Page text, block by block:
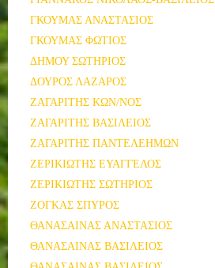
ΓΚΟΥΜΑΣ ΑΝΑΣΤΑΣΙΟΣ
ΓΚΟΥΜΑΣ ΦΩΤΙΟΣ
ΔΗΜΟΥ ΣΩΤΗΡΙΟΣ
ΔΟΥΡΟΣ ΛΑΖΑΡΟΣ
ΖΑΓΑΡΙΤΗΣ ΚΩΝ/ΝΟΣ
ΖΑΓΑΡΙΤΗΣ ΒΑΣΙΛΕΙΟΣ
ΖΑΓΑΡΙΤΗΣ ΠΑΝΤΕΛΕΗΜΩΝ
ΖΕΡΙΚΙΩΤΗΣ ΕΥΑΓΓΕΛΟΣ
ΖΕΡΙΚΙΩΤΗΣ ΣΩΤΗΡΙΟΣ
ΖΟΓΚΑΣ ΣΠΥΡΟΣ
ΘΑΝΑΣΑΙΝΑΣ ΑΝΑΣΤΑΣΙΟΣ
ΘΑΝΑΣΑΙΝΑΣ ΒΑΣΙΛΕΙΟΣ